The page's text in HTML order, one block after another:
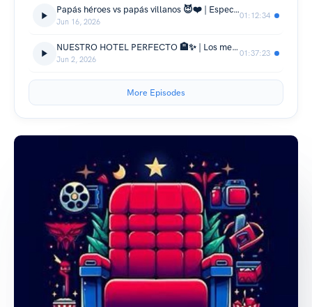
Papás héroes vs papás villanos 😈❤️ | Especial Día del Padre
Jun 16, 2026
01:12:34
NUESTRO HOTEL PERFECTO 🏨✨ | Los mejores hoteles y el hotel de nuestros sueños | Butacada
Jun 2, 2026
01:37:23
More Episodes